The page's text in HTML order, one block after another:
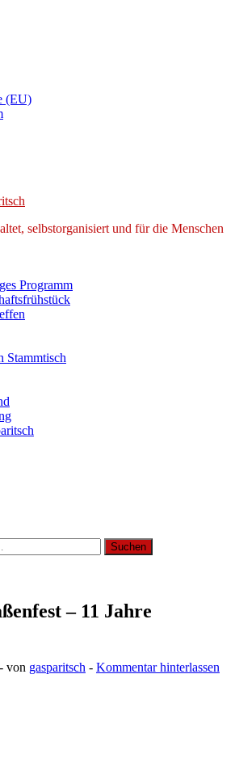
(EU)
selbstorganisiert und für die Menschen
Programm
Stammtisch
– 11 Jahre
- von gasparitsch - Kommentar hinterlassen